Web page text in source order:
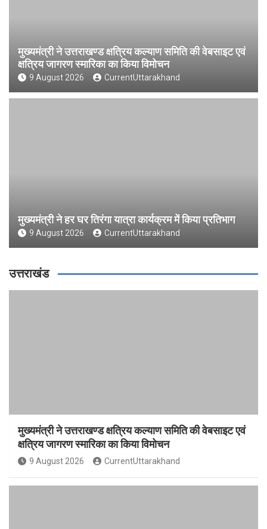
मुख्यमंत्री ने उत्तराखण्ड क्षत्रिय कल्याण समिति की वेबसाइट एवं
क्षत्रिय जागरण स्मारिका का किया विमोचन
9 August 2026 CurrentUttarakhand
मुख्यमंत्री ने हर घर तिरंगा यात्रा कार्यक्रम में किया प्रतिभाग
9 August 2026 CurrentUttarakhand
उत्तराखंड
मुख्यमंत्री ने उत्तराखण्ड क्षत्रिय कल्याण समिति की वेबसाइट एवं
क्षत्रिय जागरण स्मारिका का किया विमोचन
9 August 2026 CurrentUttarakhand